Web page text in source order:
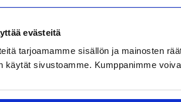
evästeitä
tarjoamamme sisällön ja mainosten
käytät sivustoamme. Kumppanimme